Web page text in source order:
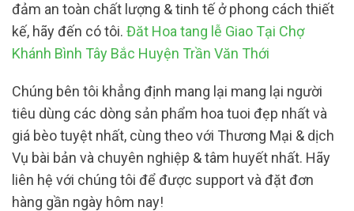
đảm an toàn chất lượng & tinh tế ở phong cách thiết
kế, hãy đến có tôi. Đăt Hoa tang lễ Giao Tại Chợ
Khánh Bình Tây Bắc Huyện Trần Văn Thới
Chúng bên tôi khẳng định mang lại mang lại người
tiêu dùng các dòng sản phẩm hoa tuoi đẹp nhất và
giá bèo tuyệt nhất, cùng theo với Thương Mại & dịch
Vụ bài bản và chuyên nghiệp & tâm huyết nhất. Hãy
liên hệ với chúng tôi để được support và đặt đơn
hàng gần ngày hôm nay!